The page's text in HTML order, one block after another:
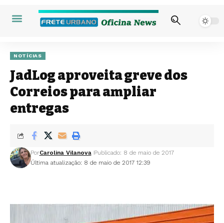
NOTÍCIAS
JadLog aproveita greve dos
Correios para ampliar
entregas
Última atualização: 8 de maio de 2017 12:39
PorCarolina Vilanova Publicado: 8 de maio de 2017